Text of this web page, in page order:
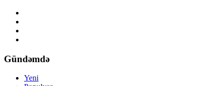
Gündəmdə
Yeni